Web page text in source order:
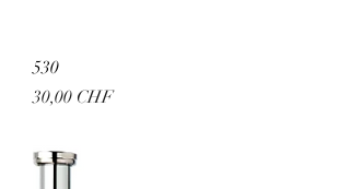
530
Preis
30,00 CHF